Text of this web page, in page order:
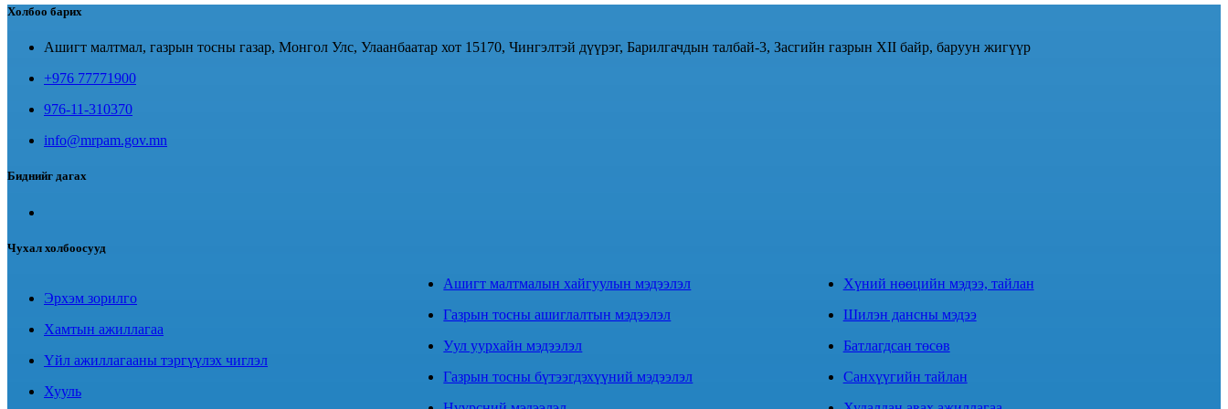
Холбоо барих
Ашигт малтмал, газрын тосны газар, Монгол Улс, Улаанбаатар хот 15170, Чингэлтэй дүүрэг, Барилгачдын талбай-3, Засгийн газрын XII байр, баруун жигүүр
+976 77771900
976-11-310370
info@mrpam.gov.mn
Биднийг дагах
Чухал холбоосууд
Эрхэм зорилго
Хамтын ажиллагаа
Үйл ажиллагааны тэргүүлэх чиглэл
Хууль
Ашигт малтмалын хайгуулын мэдээлэл
Газрын тосны ашиглалтын мэдээлэл
Уул уурхайн мэдээлэл
Газрын тосны бүтээгдэхүүний мэдээлэл
Хүний нөөцийн мэдээ, тайлан
Шилэн дансны мэдээ
Батлагдсан төсөв
Санхүүгийн тайлан